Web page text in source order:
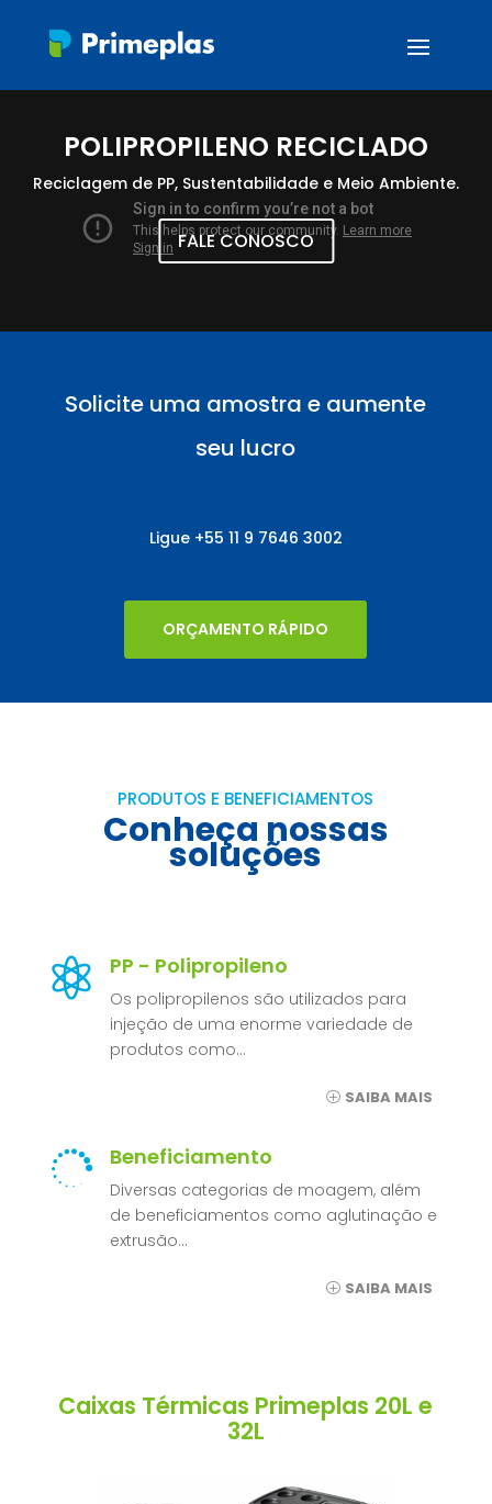
POLIPROPILENO RECICLADO
Reciclagem de PP, Sustentabilidade e Meio Ambiente.
FALE CONOSCO
Solicite uma amostra e aumente
seu lucro
Ligue +55 11 9 7646 3002
ORÇAMENTO RÁPIDO
PRODUTOS E BENEFICIAMENTOS
Conheça nossas
soluções
 PP - Polipropileno
Os polipropilenos são utilizados para
injeção de uma enorme variedade de
produtos como…
SAIBA MAIS
 Beneficiamento
Diversas categorias de moagem, além
de beneficiamentos como aglutinação e
extrusão…
SAIBA MAIS
Caixas Térmicas Primeplas 20L e
32L